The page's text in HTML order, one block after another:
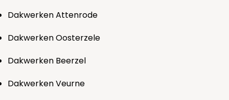
Dakwerken Attenrode
Dakwerken Oosterzele
Dakwerken Beerzel
Dakwerken Veurne